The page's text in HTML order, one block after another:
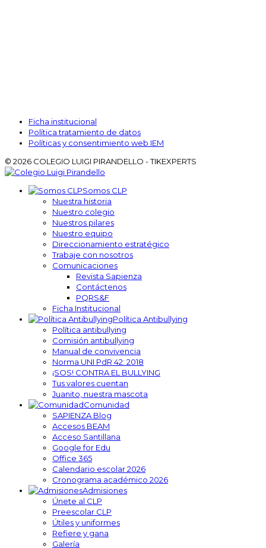
Ficha institucional
Política tratamiento de datos
Políticas y consentimiento web IEM
© 2026 COLEGIO LUIGI PIRANDELLO - TIKEXPERTS
Somos CLP
Nuestra historia
Nuestro colegio
Nuestros pilares
Nuestro equipo
Direccionamiento estratégico
Trabaje con nosotros
Comunicaciones
Revista Sapienza
Contáctenos
PQRS&F
Ficha Institucional
Política Antibullying
Política antibullying
Comisión antibullying
Manual de convivencia
Norma UNI PdR 42: 2018
¡SOS! CONTRA EL BULLYING
Tus valores cuentan
Juanito, nuestra mascota
Comunidad
SAPIENZA Blog
Accesos BEAM
Acceso Santillana
Google for Edu
Office 365
Calendario escolar 2026
Cronograma académico 2026
Admisiones
Únete al CLP
Preescolar CLP
Útiles y uniformes
Refiere y gana
Galería